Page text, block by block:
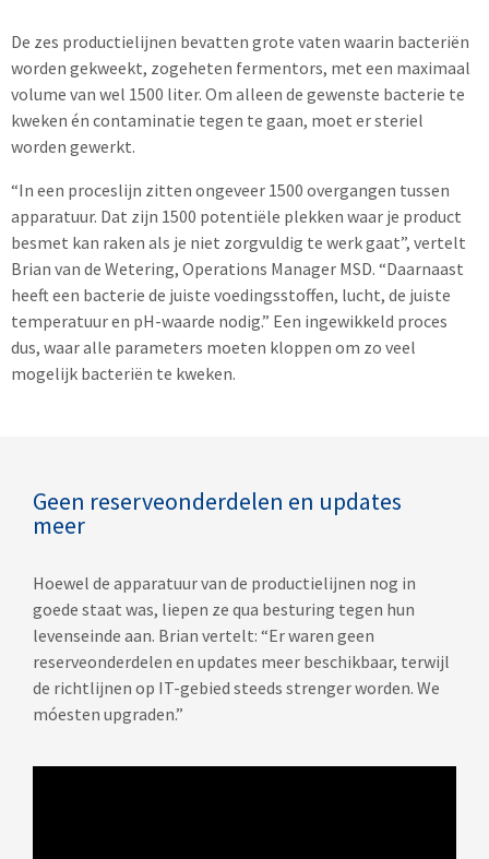
De zes productielijnen bevatten grote vaten waarin bacteriën
worden gekweekt, zogeheten fermentors, met een maximaal
volume van wel 1500 liter. Om alleen de gewenste bacterie te
kweken én contaminatie tegen te gaan, moet er steriel
worden gewerkt.
“In een proceslijn zitten ongeveer 1500 overgangen tussen
apparatuur. Dat zijn 1500 potentiële plekken waar je product
besmet kan raken als je niet zorgvuldig te werk gaat”, vertelt
Brian van de Wetering, Operations Manager MSD. “Daarnaast
heeft een bacterie de juiste voedingsstoffen, lucht, de juiste
temperatuur en pH-waarde nodig.” Een ingewikkeld proces
dus, waar alle parameters moeten kloppen om zo veel
mogelijk bacteriën te kweken.
Geen reserveonderdelen en updates
meer
Hoewel de apparatuur van de productielijnen nog in
goede staat was, liepen ze qua besturing tegen hun
levenseinde aan. Brian vertelt: “Er waren geen
reserveonderdelen en updates meer beschikbaar, terwijl
de richtlijnen op IT-gebied steeds strenger worden. We
móesten upgraden.”